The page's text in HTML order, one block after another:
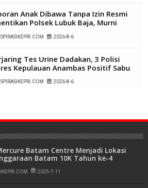
Anak Dibawa Tanpa Izin Resmi
Polsek Lubuk Baja, Murni
2026-8-6
Tes Urine Dadakan, 3 Polisi
Kepulauan Anambas Positif Sabu
2026-8-6
Batam Centre Menjadi Lokasi
Batam 10K Tahun ke-4
2025-7-11